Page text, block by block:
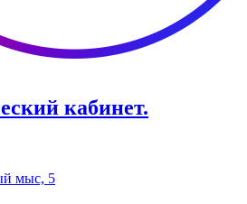
кабинет.
мыс, 5